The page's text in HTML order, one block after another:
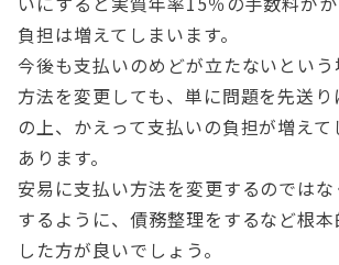
負担は増えてしまいます。
今後も支払いのめどが立たないとい
方法を変更しても、単に問題を先送
の上、かえって支払いの負担が増え
あります。
安易に支払い方法を変更するのでは
するように、債務整理をするなど根
した方が良いでしょう。